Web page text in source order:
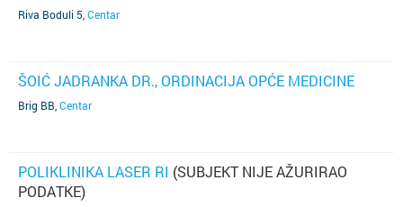
Riva Boduli 5 Centar
ŠOIĆ JADRANKA DR., ORDINACIJA OPĆE MEDICINE
Brig BB Centar
POLIKLINIKA LASER RI (SUBJEKT NIJE AŽURIRAO
PODATKE)